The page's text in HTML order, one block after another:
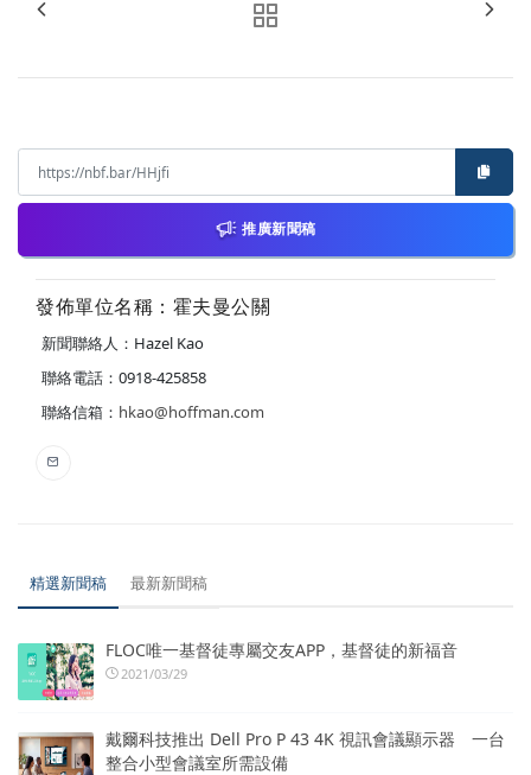
推廣新聞稿
發佈單位名稱：霍夫曼公關
新聞聯絡人：Hazel Kao
聯絡電話：0918-425858
聯絡信箱： hkao@hoffman.com
精選新聞稿 最新新聞稿
FLOC唯一基督徒專屬交友APP，基督徒的新福音
2021/03/29
戴爾科技推出 Dell Pro P 43 4K 視訊會議顯示器 一台
整合小型會議室所需設備